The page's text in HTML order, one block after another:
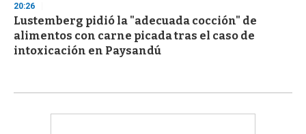
20:26
Lustemberg pidió la "adecuada cocción" de
alimentos con carne picada tras el caso de
intoxicación en Paysandú